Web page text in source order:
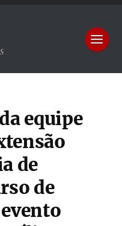
equipe
de
de